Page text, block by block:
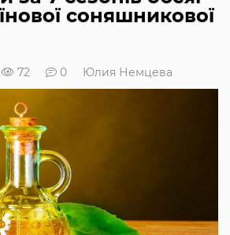
соняшникової
72 0 Юлия Немцева